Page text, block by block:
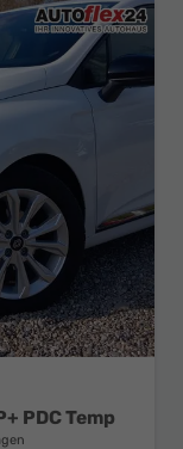
PDC Temp